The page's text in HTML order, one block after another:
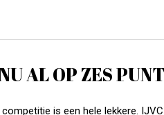
AL OP ZES
competitie is een hele lekkere.